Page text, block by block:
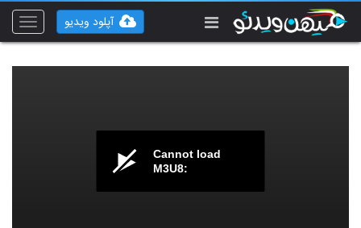
Toggle
آپلود ویدیو
Cannot load
M3U8: